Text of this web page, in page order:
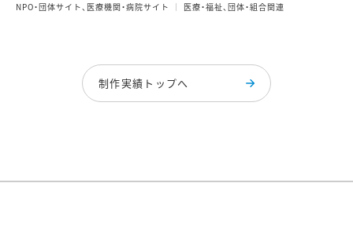
NPO・団体サイト、医療機関・病院サイト 医療・福祉、団体・組合関連
制作実績トップへ